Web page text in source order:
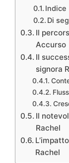
Indice
Di
Il
Accurso
Il
signora
Il
Rachel
Rachel